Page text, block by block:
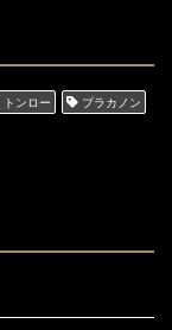
トンロー プラカノン